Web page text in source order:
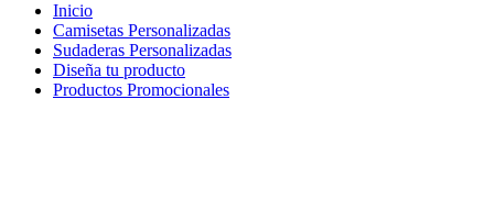
Inicio
Camisetas Personalizadas
Sudaderas Personalizadas
Diseña tu producto
Productos Promocionales